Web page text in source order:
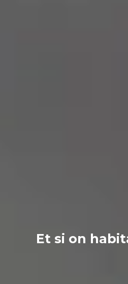
Et si on